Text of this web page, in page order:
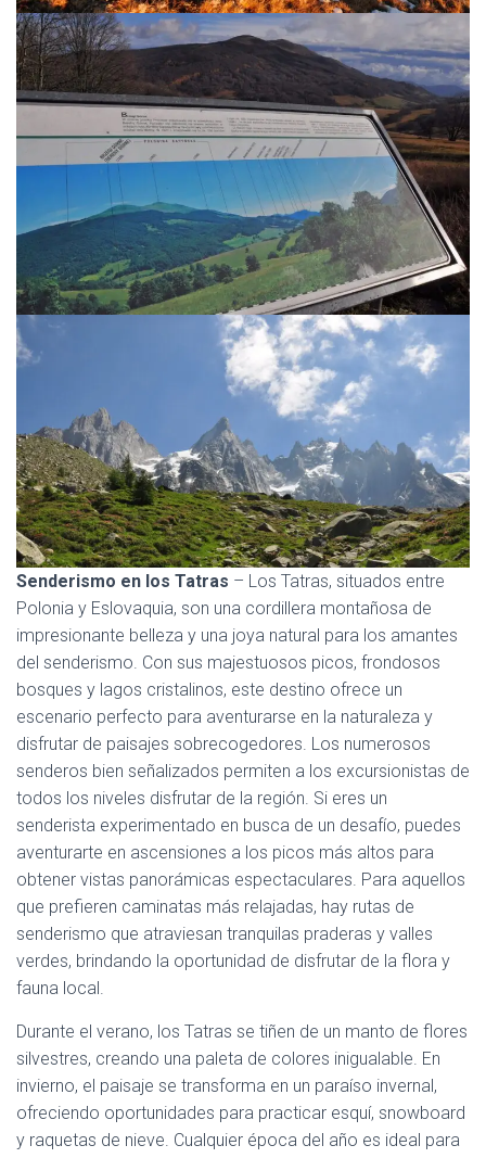
Senderismo en los Tatras – Los Tatras, situados entre
Polonia y Eslovaquia, son una cordillera montañosa de
impresionante belleza y una joya natural para los amantes
del senderismo. Con sus majestuosos picos, frondosos
bosques y lagos cristalinos, este destino ofrece un
escenario perfecto para aventurarse en la naturaleza y
disfrutar de paisajes sobrecogedores. Los numerosos
senderos bien señalizados permiten a los excursionistas de
todos los niveles disfrutar de la región. Si eres un
senderista experimentado en busca de un desafío, puedes
aventurarte en ascensiones a los picos más altos para
obtener vistas panorámicas espectaculares. Para aquellos
que prefieren caminatas más relajadas, hay rutas de
senderismo que atraviesan tranquilas praderas y valles
verdes, brindando la oportunidad de disfrutar de la flora y
fauna local.
Durante el verano, los Tatras se tiñen de un manto de flores
silvestres, creando una paleta de colores inigualable. En
invierno, el paisaje se transforma en un paraíso invernal,
ofreciendo oportunidades para practicar esquí, snowboard
y raquetas de nieve. Cualquier época del año es ideal para